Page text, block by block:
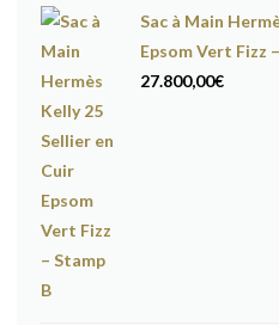
Sac à Main
Epsom Vert Fizz
27.800,00€